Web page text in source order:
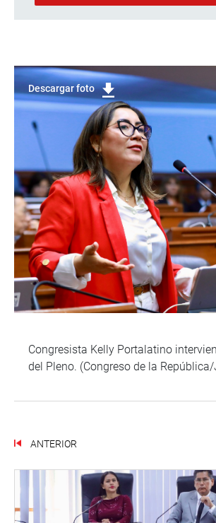
Descargar foto
Congresista Kelly Portalatino
del Pleno. (Congreso de la
ANTERIOR